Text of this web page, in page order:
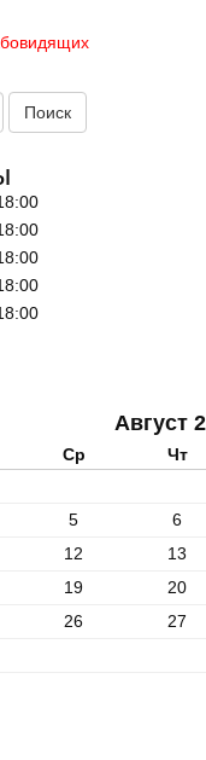
Поиск
Август
Ср Чт
5
6
12
13
19
20
26
27